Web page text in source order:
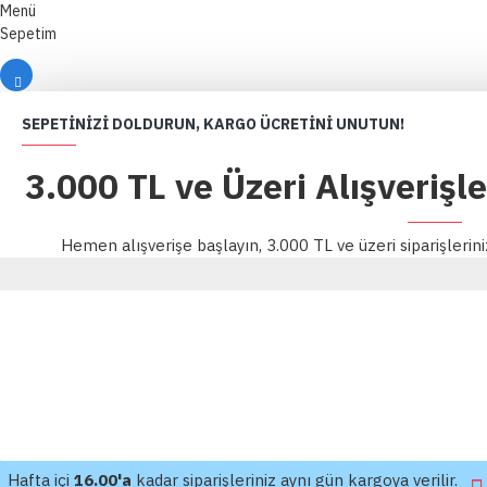
Menü
Sepetim
SEPETINIZI DOLDURUN, KARGO ÜCRETINI UNUTUN!
3.000 TL ve Üzeri
Hemen alışverişe başlayın, 3.000 TL ve üzeri
Hafta içi 16.00'a kadar siparişleriniz aynı gün kargoya verilir.